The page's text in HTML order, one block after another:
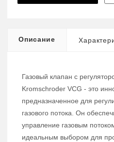
Описание
Газовый клапан с
Kromschroder VCG - это
предназначенное для
газового потока. Он
управление газовым
идеальным выбором для